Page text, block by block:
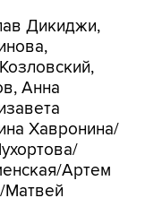
Дикиджи,
Анна
Хавронина/
Артем
Матвей